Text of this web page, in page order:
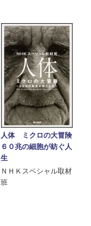
人体 ミクロの大冒険
６０兆の細胞が紡ぐ人
生
ＮＨＫスペシャル取材
班